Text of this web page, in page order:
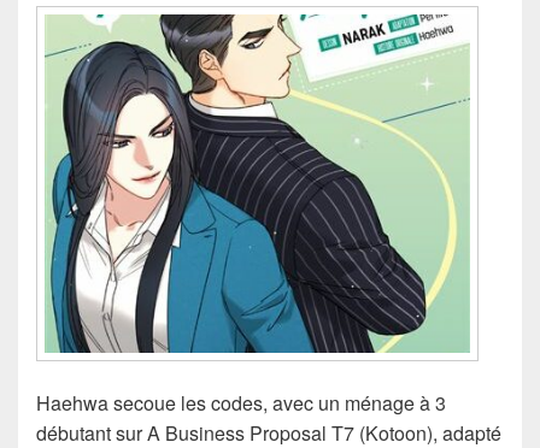
Haehwa secoue les codes, avec un ménage à 3
débutant sur A Business Proposal T7 (Kotoon), adapté